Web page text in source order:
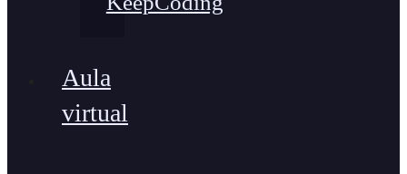
Aula
virtual